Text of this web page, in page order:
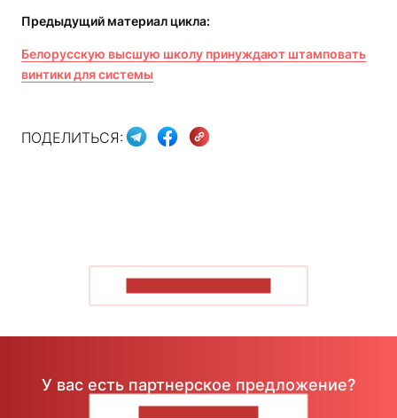
Предыдущий материал цикла:
Белорусскую высшую школу принуждают штамповать
винтики для системы
ПОДЕЛИТЬСЯ:
У вас есть партнерское предложение?